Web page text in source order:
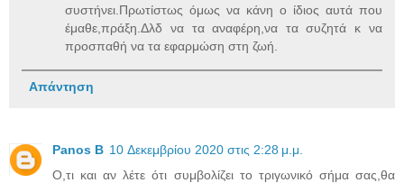
συστήνει.Πρωτίστως όμως να κάνη ο ίδιος αυτά που
έμαθε,πράξη.Δλδ να τα αναφέρη,να τα συζητά κ να
προσπαθή να τα εφαρμώση στη ζωή.
Απάντηση
Panos B 10 Δεκεμβρίου 2020 στις 2:28 μ.μ.
Ο,τι και αν λέτε ότι συμβολίζει το τριγωνικό σήμα σας,θα